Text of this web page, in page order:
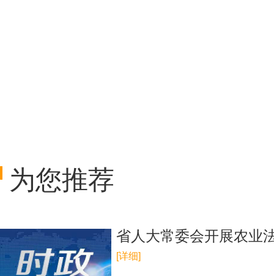
为您推荐
省人大常委会开展农业
[详细]